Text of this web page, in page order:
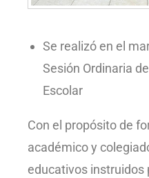
Se realizó en el
Sesión Ordinaria
Escolar
Con el propósito de
académico y
educativos instruidos